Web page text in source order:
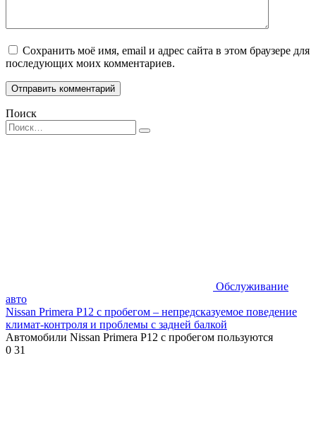
Сохранить моё имя, email и адрес сайта в этом браузере для
последующих моих комментариев.
Поиск
Search
for:
Обслуживание
авто
Nissan Primera P12 с пробегом – непредсказуемое поведение
климат-контроля и проблемы с задней балкой
Автомобили Nissan Primera P12 с пробегом пользуются
0 31